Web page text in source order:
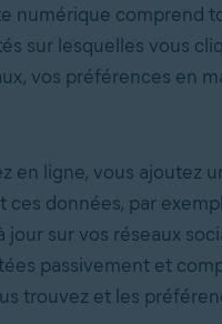
numérique comprend
sur lesquelles vous
vos préférences en
en ligne, vous ajoutez
ces données, par
sur vos réseaux
passivement et
trouvez et les